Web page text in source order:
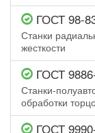
ГОСТ 98-
Станки
жесткости
ГОСТ
Станки-
обработки
ГОСТ